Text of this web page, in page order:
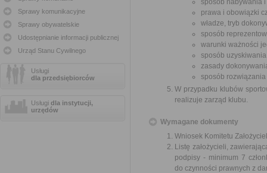
Sprawy komunikacyjne
Sprawy obywatelskie
Udostępnianie informacji publicznej
Urząd Stanu Cywilnego
Usługi
dla przedsiębiorców
Usługi dla instytucji,
urzędów
sposób nabywania i
prawa i obowiązki
władze, tryb
sposób
warunki ważności
sposób
zasady
sposób
W przypadku klubów
realizuje zarząd klubu.
Wymagane dokumenty
Wniosek Komitetu
Listę założycieli,
podpisy - minimum 7
do czynności prawnych z